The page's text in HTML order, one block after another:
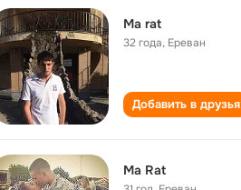
Ma rat
32 года, Ереван
Добавить в друзья
Ma Rat